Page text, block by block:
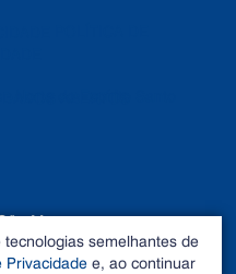
Mateus
reservados
Nº 404, Carapina - São
semelhantes de
Privacidade e, ao continuar